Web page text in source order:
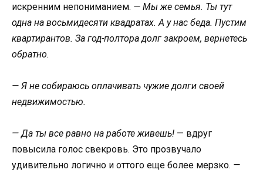
искренним непониманием. — Мы же семья. Ты тут
одна на восьмидесяти квадратах. А у нас беда. Пустим
квартирантов. За год-полтора долг закроем, вернетесь
обратно.
— Я не собираюсь оплачивать чужие долги своей
недвижимостью.
— Да ты все равно на работе живешь! — вдруг
повысила голос свекровь. Это прозвучало
удивительно логично и оттого еще более мерзко. —